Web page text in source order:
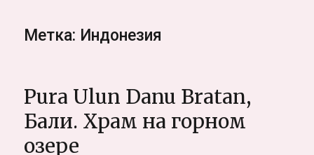
Метка: Индонезия
Pura Ulun Danu Bratan,
Бали. Храм на горном
озере